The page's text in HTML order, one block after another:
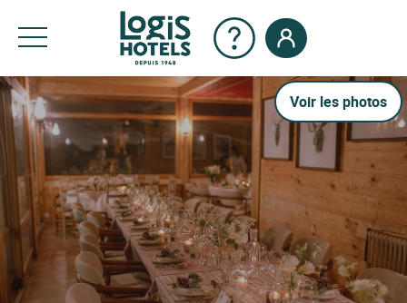
Voir les photos